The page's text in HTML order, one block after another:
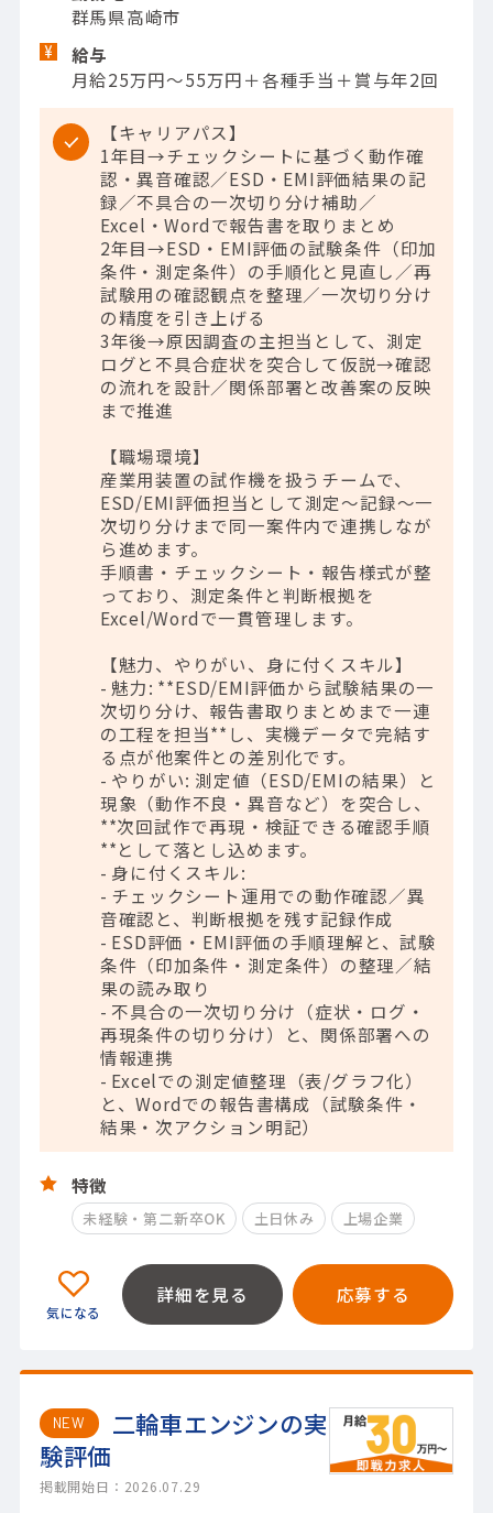
群馬県高崎市
給与
月給25万円～55万円＋各種手当＋賞与年2回
【キャリアパス】
1年目→チェックシートに基づく動作確
認・異音確認／ESD・EMI評価結果の記
録／不具合の一次切り分け補助／
Excel・Wordで報告書を取りまとめ
2年目→ESD・EMI評価の試験条件（印加
条件・測定条件）の手順化と見直し／再
試験用の確認観点を整理／一次切り分け
の精度を引き上げる
3年後→原因調査の主担当として、測定
ログと不具合症状を突合して仮説→確認
の流れを設計／関係部署と改善案の反映
まで推進
【職場環境】
産業用装置の試作機を扱うチームで、
ESD/EMI評価担当として測定～記録～一
次切り分けまで同一案件内で連携しなが
ら進めます。
手順書・チェックシート・報告様式が整
っており、測定条件と判断根拠を
Excel/Wordで一貫管理します。
【魅力、やりがい、身に付くスキル】
- 魅力: **ESD/EMI評価から試験結果の一
次切り分け、報告書取りまとめまで一連
の工程を担当**し、実機データで完結す
る点が他案件との差別化です。
- やりがい: 測定値（ESD/EMIの結果）と
現象（動作不良・異音など）を突合し、
**次回試作で再現・検証できる確認手順
**として落とし込めます。
- 身に付くスキル:
- チェックシート運用での動作確認／異
音確認と、判断根拠を残す記録作成
- ESD評価・EMI評価の手順理解と、試験
条件（印加条件・測定条件）の整理／結
果の読み取り
- 不具合の一次切り分け（症状・ログ・
再現条件の切り分け）と、関係部署への
情報連携
- Excelでの測定値整理（表/グラフ化）
と、Wordでの報告書構成（試験条件・
結果・次アクション明記）
特徴
未経験・第二新卒OK 土日休み 上場企業
詳細を見る 応募する
NEW
二輪車エンジンの実
験評価
掲載開始日：2026.07.29